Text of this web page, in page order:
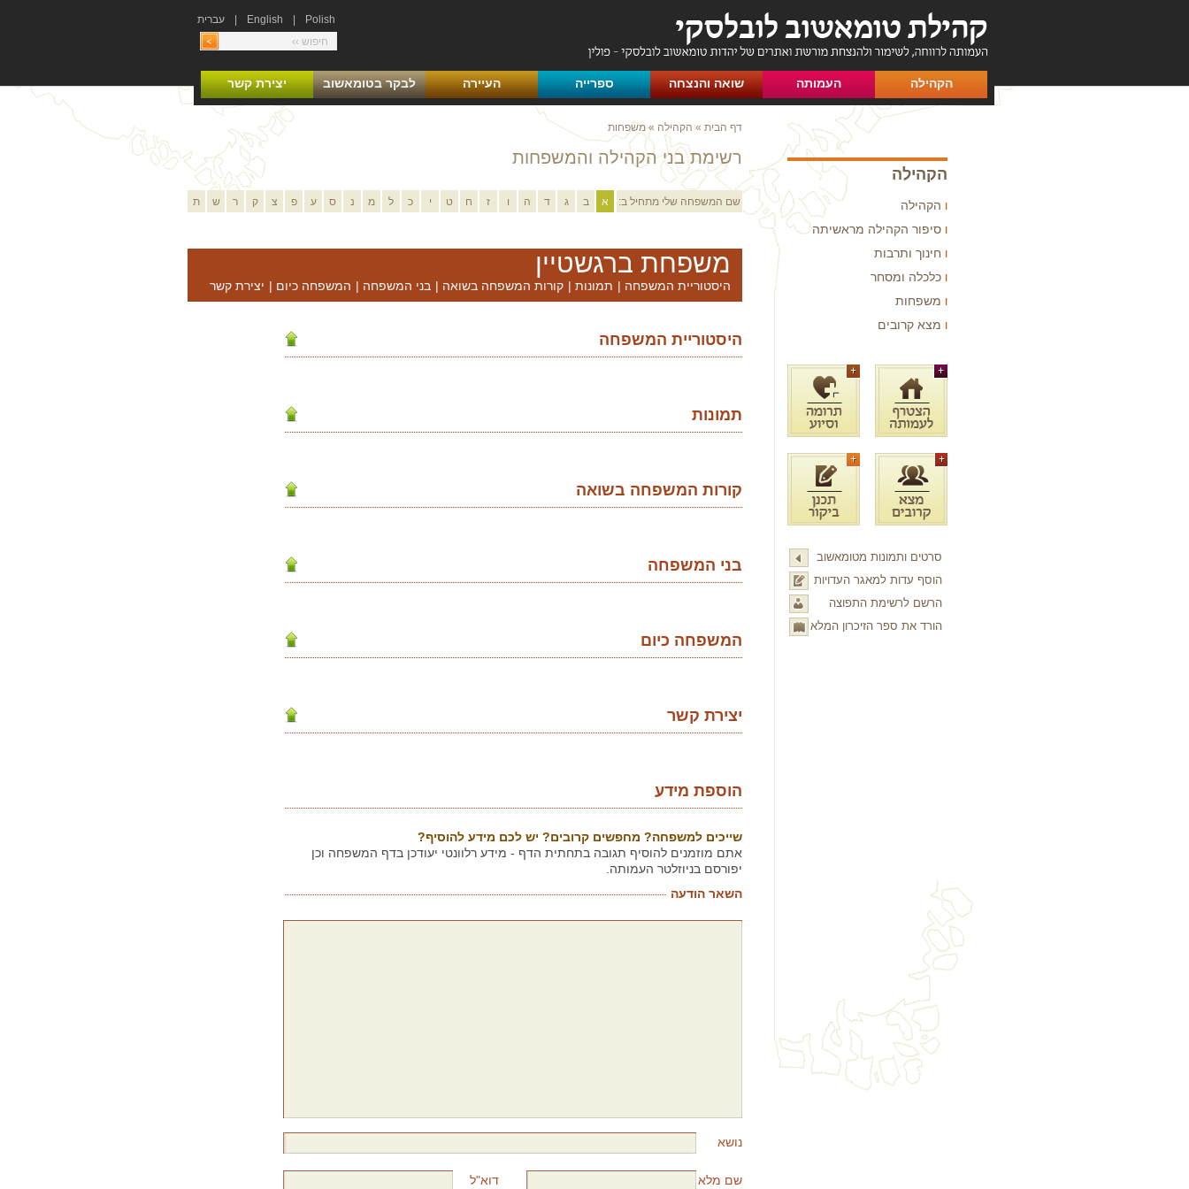
Polish
English עברית
הקהילה העמותה שואה והנצחה ספרייה העיירה לבקר בטומאשוב יצירת קשר
הקהילה
הקהילה
סיפור הקהילה מראשיתה
חינוך ותרבות
כלכלה ומסחר
משפחות
מצא קרובים
סרטים ותמונות מטומאשוב
הוסף עדות למאגר העדויות
הרשם לרשימת התפוצה
הורד את ספר הזיכרון המלא
דף הבית » הקהילה »משפחות
רשימת בני הקהילה והמשפחות
שם המשפחה שלי מתחיל ב: א ב ג ד ה ו ז ח ט י כ ל מ נ ס ע פ צ ק ר ש ת
משפחת ברגשטיין
היסטוריית המשפחה | תמונות | קורות המשפחה בשואה | בני המשפחה | המשפחה כיום | יצירת קשר
היסטוריית המשפחה
תמונות
קורות המשפחה בשואה
בני המשפחה
המשפחה כיום
יצירת קשר
הוספת מידע
שייכים למשפחה? מחפשים קרובים? יש לכם מידע להוסיף?
אתם מוזמנים להוסיף תגובה בתחתית הדף - מידע רלוונטי יעודכן בדף המשפחה וכן
יפורסם בניוזלטר העמותה.
השאר הודעה
שם מלא דוא"ל
נושא